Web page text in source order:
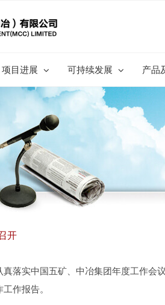
项目进展 可持续发展 产品
开
落实中国五矿、中冶集团年度工作
作报告。